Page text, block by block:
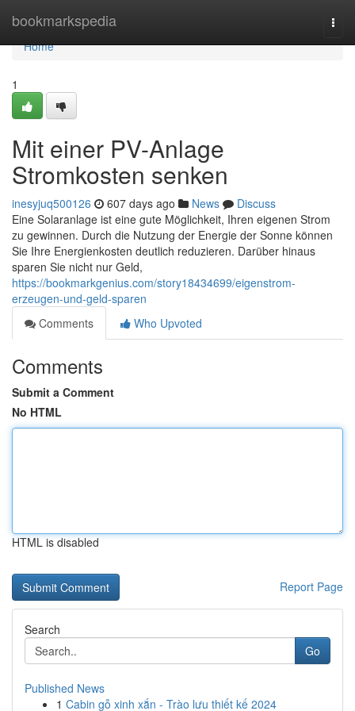
bookmarkspedia
Home
Home
1
Mit einer PV-Anlage
Stromkosten senken
inesyjuq500126 607 days ago News
Discuss
Eine Solaranlage ist eine gute Möglichkeit, Ihren eigenen Strom
zu gewinnen. Durch die Nutzung der Energie der Sonne können
Sie Ihre Energienkosten deutlich reduzieren. Darüber hinaus
sparen Sie nicht nur Geld,
https://bookmarkgenius.com/story18434699/eigenstrom-
erzeugen-und-geld-sparen
Comments
Who Upvoted
Comments
Submit a Comment
No HTML
HTML is disabled
Report Page
Search
Go
Published News
1 Cabin gỗ xinh xắn - Trào lưu thiết kế 2024